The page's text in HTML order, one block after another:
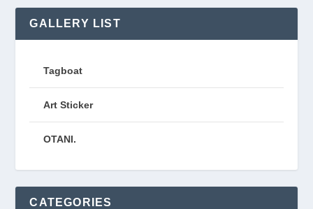
GALLERY LIST
Tagboat
Art Sticker
OTANI.
CATEGORIES